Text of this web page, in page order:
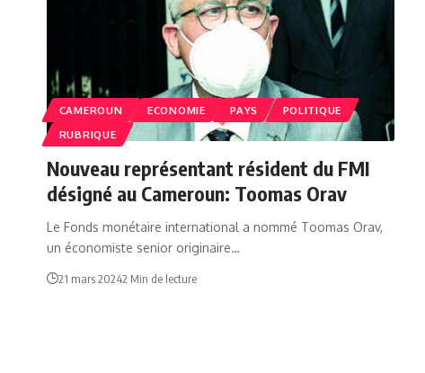
CAMEROUN ECONOMIE PAYS
POLITIQUE
RUBRIQUE
Nouveau représentant résident du FMI
désigné au Cameroun: Toomas Orav
Le Fonds monétaire international a nommé Toomas Orav,
un économiste senior originaire…
21 mars 20242 Min de lecture